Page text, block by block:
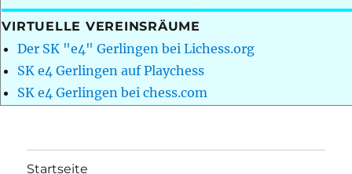
VIRTUELLE VEREINSRÄUME
Der SK "e4" Gerlingen bei Lichess.org
SK e4 Gerlingen auf Playchess
SK e4 Gerlingen bei chess.com
Startseite